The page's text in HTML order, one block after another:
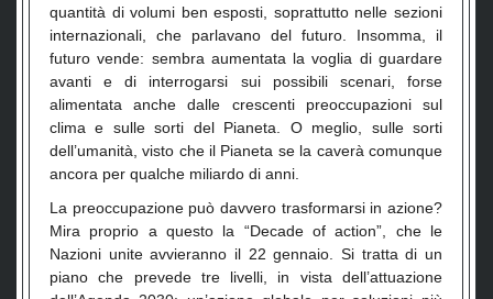
quantità di volumi ben esposti, soprattutto nelle sezioni
internazionali, che parlavano del futuro. Insomma, il
futuro vende: sembra aumentata la voglia di guardare
avanti e di interrogarsi sui possibili scenari, forse
alimentata anche dalle crescenti preoccupazioni sul
clima e sulle sorti del Pianeta. O meglio, sulle sorti
dell’umanità, visto che il Pianeta se la caverà comunque
ancora per qualche miliardo di anni.
La preoccupazione può davvero trasformarsi in azione?
Mira proprio a questo la “Decade of action”, che le
Nazioni unite avvieranno il 22 gennaio. Si tratta di un
piano che prevede tre livelli, in vista dell’attuazione